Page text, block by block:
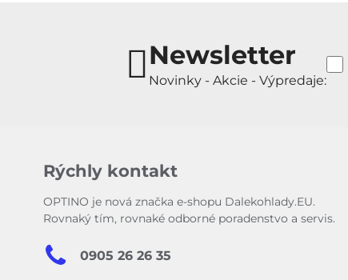
Newsletter
Novinky - Akcie - Výpredaje:
Rýchly kontakt
OPTINO je nová značka e-shopu Dalekohlady.EU.
Rovnaký tím, rovnaké odborné poradenstvo a servis.
0905 26 26 35